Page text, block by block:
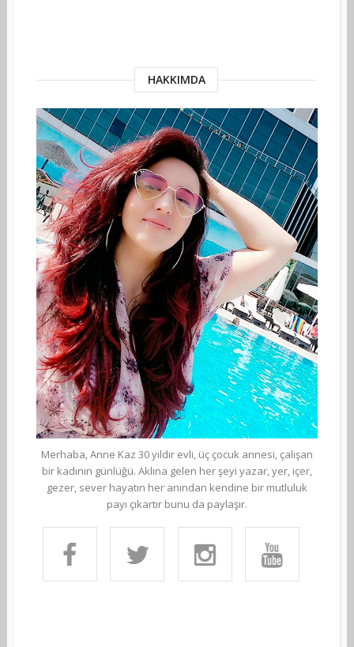
HAKKIMDA
Merhaba, Anne Kaz 30 yıldır evli, üç çocuk annesi, çalışan
bir kadının günlüğü. Aklına gelen her şeyi yazar, yer, içer,
gezer, sever hayatın her anından kendine bir mutluluk
payı çıkartır bunu da paylaşır.